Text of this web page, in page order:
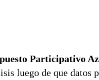
Participativo
luego de que datos